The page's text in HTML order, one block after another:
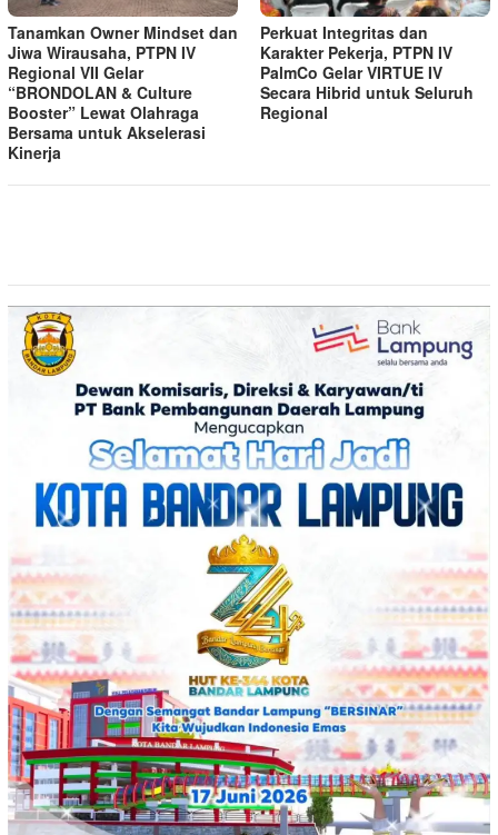
Tanamkan Owner Mindset dan
Jiwa Wirausaha, PTPN IV
Regional VII Gelar
“BRONDOLAN & Culture
Booster” Lewat Olahraga
Bersama untuk Akselerasi
Kinerja
Perkuat Integritas dan
Karakter Pekerja, PTPN IV
PalmCo Gelar VIRTUE IV
Secara Hibrid untuk Seluruh
Regional